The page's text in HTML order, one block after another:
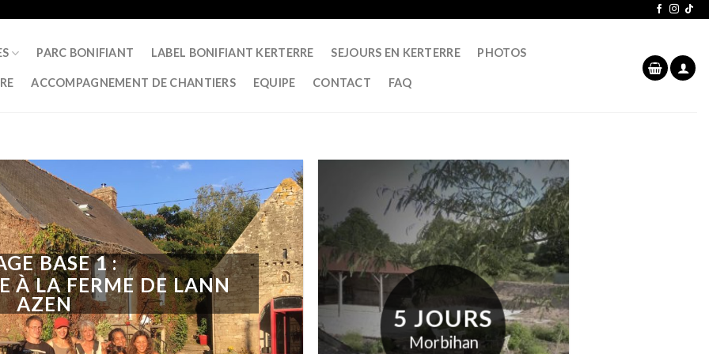
PARC BONIFIANT LABEL BONIFIANT KERTERRE SEJOURS EN KERTERRE PHOTOS
ACCOMPAGNEMENT DE CHANTIERS EQUIPE CONTACT FAQ
BASE 1 :
À LA FERME DE LANN
AZEN
5 JOURS
Morbihan